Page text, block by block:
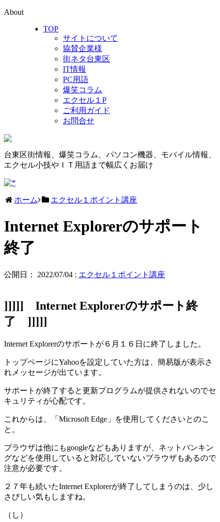
About
TOP
サイトについて
協賛企業様
街ネタ台東区
IT情報
PC用語
爆笑コラム
エクセル１P
ご利用ガイド
お問合せ
台東区街情報、爆笑コラム、パソコン機器、モバイル情報、
エクセル小技やＩＴ用語まで幅広くお届け
ホーム エクセル１ポイント講座
Internet Explorerのサポート
終了
公開日： 2022/07/04 : エクセル１ポイント講座
]]]]] Internet Explorerのサポート終
了 ]]]]]
Internet Explorerのサポートが６月１６日に終了しました。
トップページにYahooを設定していた方は、簡易版が表示さ
れメッセージが出ています。
サポートが終了すると更新プログラムが提供されないのでセ
キュリティが心配です。
これからは、「Microsoft Edge」を使用してくださいとのこ
と。
ブラウザは他にもgoogleなどもありますが、ネットバンキン
グなどを使用していると対応していないブラウザもあるので
注意が必要です。
２７年も続いたInternet Explorerが終了してしまうのは、少し
さびしい気もしますね。
（し）